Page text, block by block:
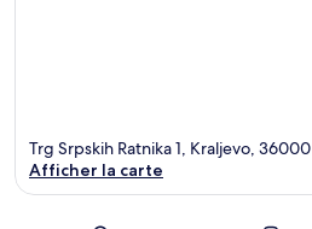
Trg Srpskih Ratnika 1, Kraljevo, 36000
Afficher la carte